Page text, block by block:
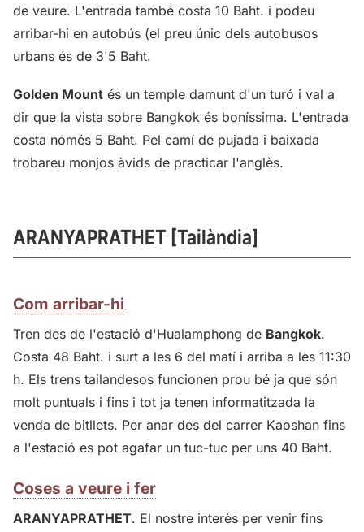
de veure. L'entrada també costa 10 Baht. i podeu
arribar-hi en autobús (el preu únic dels autobusos
urbans és de 3'5 Baht.
Golden Mount és un temple damunt d'un turó i val a
dir que la vista sobre Bangkok és boníssima. L'entrada
costa només 5 Baht. Pel camí de pujada i baixada
trobareu monjos àvids de practicar l'anglès.
ARANYAPRATHET [Tailàndia]
Com arribar-hi
Tren des de l'estació d'Hualamphong de Bangkok.
Costa 48 Baht. i surt a les 6 del matí i arriba a les 11:30
h. Els trens tailandesos funcionen prou bé ja que són
molt puntuals i fins i tot ja tenen informatitzada la
venda de bitllets. Per anar des del carrer Kaoshan fins
a l'estació es pot agafar un tuc-tuc per uns 40 Baht.
Coses a veure i fer
ARANYAPRATHET. El nostre interès per venir fins